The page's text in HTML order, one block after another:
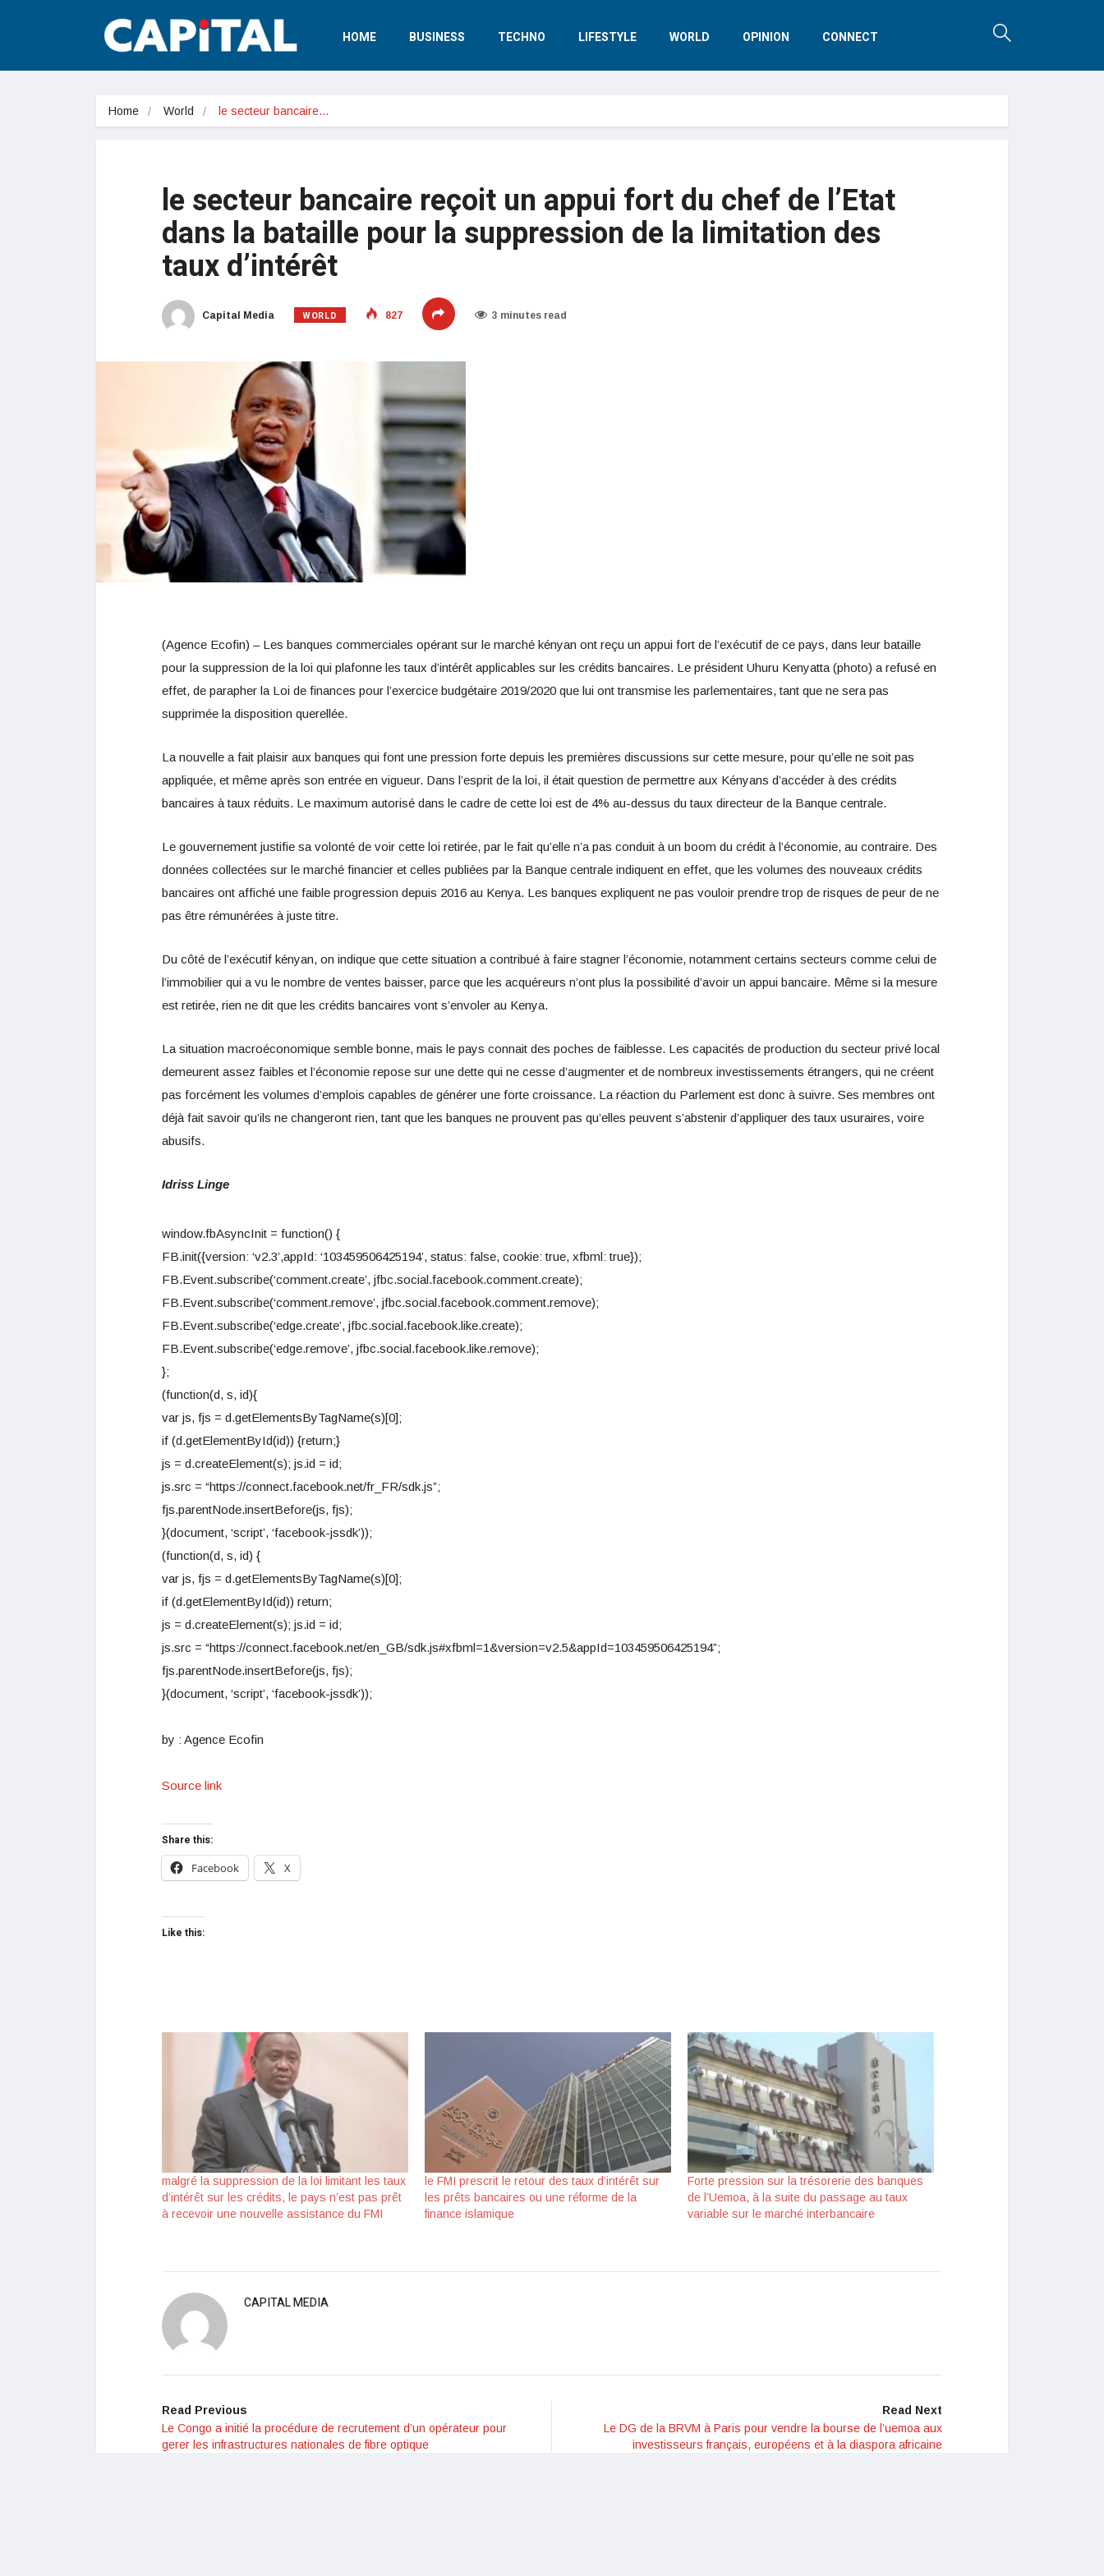
HOME BUSINESS TECHNO LIFESTYLE WORLD OPINION CONNECT
Home World le secteur bancaire…
le secteur bancaire reçoit un appui fort du chef de l’Etat
dans la bataille pour la suppression de la limitation des
taux d’intérêt
Capital Media WORLD 827 3 minutes read
(Agence Ecofin) – Les banques commerciales opérant sur le marché kényan ont reçu un appui fort de l’exécutif de ce pays, dans leur bataille
pour la suppression de la loi qui plafonne les taux d’intérêt applicables sur les crédits bancaires. Le président Uhuru Kenyatta (photo) a refusé en
effet, de parapher la Loi de finances pour l’exercice budgétaire 2019/2020 que lui ont transmise les parlementaires, tant que ne sera pas
supprimée la disposition querellée.
La nouvelle a fait plaisir aux banques qui font une pression forte depuis les premières discussions sur cette mesure, pour qu’elle ne soit pas
appliquée, et même après son entrée en vigueur. Dans l’esprit de la loi, il était question de permettre aux Kényans d’accéder à des crédits
bancaires à taux réduits. Le maximum autorisé dans le cadre de cette loi est de 4% au-dessus du taux directeur de la Banque centrale.
Le gouvernement justifie sa volonté de voir cette loi retirée, par le fait qu’elle n’a pas conduit à un boom du crédit à l’économie, au contraire. Des
données collectées sur le marché financier et celles publiées par la Banque centrale indiquent en effet, que les volumes des nouveaux crédits
bancaires ont affiché une faible progression depuis 2016 au Kenya. Les banques expliquent ne pas vouloir prendre trop de risques de peur de ne
pas être rémunérées à juste titre.
Du côté de l’exécutif kényan, on indique que cette situation a contribué à faire stagner l’économie, notamment certains secteurs comme celui de
l’immobilier qui a vu le nombre de ventes baisser, parce que les acquéreurs n’ont plus la possibilité d’avoir un appui bancaire. Même si la mesure
est retirée, rien ne dit que les crédits bancaires vont s’envoler au Kenya.
La situation macroéconomique semble bonne, mais le pays connait des poches de faiblesse. Les capacités de production du secteur privé local
demeurent assez faibles et l’économie repose sur une dette qui ne cesse d’augmenter et de nombreux investissements étrangers, qui ne créent
pas forcément les volumes d’emplois capables de générer une forte croissance. La réaction du Parlement est donc à suivre. Ses membres ont
déjà fait savoir qu’ils ne changeront rien, tant que les banques ne prouvent pas qu’elles peuvent s’abstenir d’appliquer des taux usuraires, voire
abusifs.
Idriss Linge
window.fbAsyncInit = function() {
FB.init({version: ‘v2.3’,appId: ‘103459506425194’, status: false, cookie: true, xfbml: true});
FB.Event.subscribe(‘comment.create’, jfbc.social.facebook.comment.create);
FB.Event.subscribe(‘comment.remove’, jfbc.social.facebook.comment.remove);
FB.Event.subscribe(‘edge.create’, jfbc.social.facebook.like.create);
FB.Event.subscribe(‘edge.remove’, jfbc.social.facebook.like.remove);
};
(function(d, s, id){
var js, fjs = d.getElementsByTagName(s)[0];
if (d.getElementById(id)) {return;}
js = d.createElement(s); js.id = id;
js.src = “https://connect.facebook.net/fr_FR/sdk.js”;
fjs.parentNode.insertBefore(js, fjs);
}(document, ‘script’, ‘facebook-jssdk’));
(function(d, s, id) {
var js, fjs = d.getElementsByTagName(s)[0];
if (d.getElementById(id)) return;
js = d.createElement(s); js.id = id;
js.src = “https://connect.facebook.net/en_GB/sdk.js#xfbml=1&version=v2.5&appId=103459506425194”;
fjs.parentNode.insertBefore(js, fjs);
}(document, ‘script’, ‘facebook-jssdk’));
by : Agence Ecofin
Source link
Share this:
Facebook
X
Like this:
malgré la suppression de la loi limitant les taux
d’intérêt sur les crédits, le pays n’est pas prêt
à recevoir une nouvelle assistance du FMI
le FMI prescrit le retour des taux d’intérêt sur
les prêts bancaires ou une réforme de la
finance islamique
Forte pression sur la trésorerie des banques
de l’Uemoa, à la suite du passage au taux
variable sur le marché interbancaire
CAPITAL MEDIA
Read Previous
Le Congo a initié la procédure de recrutement d’un opérateur pour
gerer les infrastructures nationales de fibre optique
Read Next
Le DG de la BRVM à Paris pour vendre la bourse de l’uemoa aux
investisseurs français, européens et à la diaspora africaine